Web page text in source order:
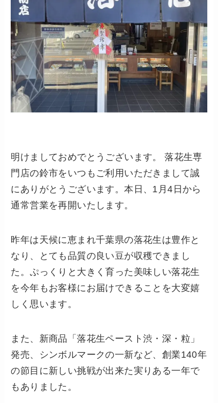
明けましておめでとうございます。 落花生専
門店の鈴市をいつもご利用いただきまして誠
にありがとうございます。本日、1月4日から
通常営業を再開いたします。
昨年は天候に恵まれ千葉県の落花生は豊作と
なり、とても品質の良い豆が収穫できまし
た。ぷっくりと大きく育った美味しい落花生
を今年もお客様にお届けできることを大変嬉
しく思います。
また、新商品「落花生ペースト渋・深・粒」
発売、シンボルマークの一新など、創業140年
の節目に新しい挑戦が出来た実りある一年で
もありました。